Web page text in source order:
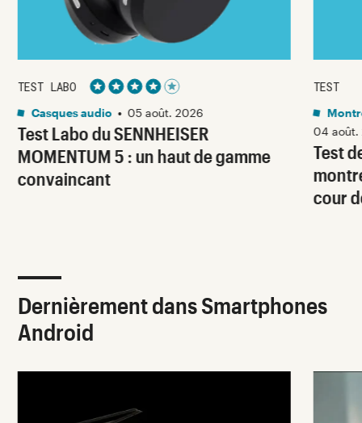
Test Labo du SENNHEISER
MOMENTUM 5 : un haut de gamme
convaincant
TEST LABO
Noté 4 étoiles sur 5
Casques audio • 05 août. 2026
Test
cour
TEST
04 août.
Dernièrement dans Smartphones
Android